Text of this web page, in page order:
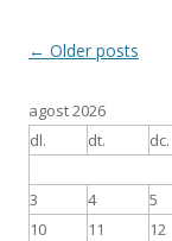
Post
← Older posts
agost 2026
dl.
dt. dc.
3
4 5
10
11 12